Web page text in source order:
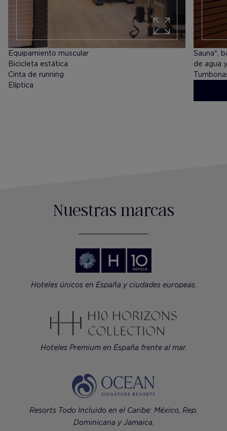
Equipamiento muscular
Bicicleta estática
Cinta de running
Elíptica
Sauna*,
de agua
Nuestras marcas
Hoteles únicos en España y ciudades europeas.
Hoteles Premium en España frente al mar.
Resorts Todo Incluido en el Caribe: México, Rep.
Dominicana y Jamaica.